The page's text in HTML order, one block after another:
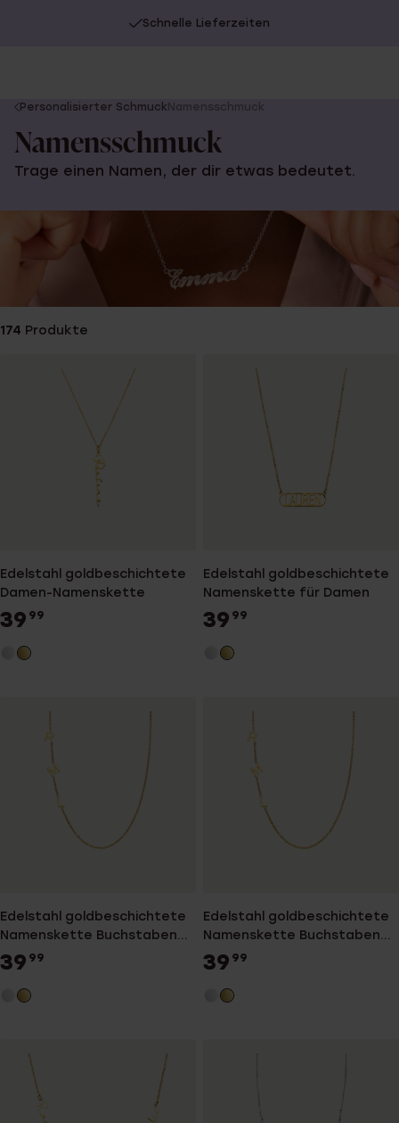
Schnelle Lieferzeiten
You
are
here:
Personalisierter Schmuck Namensschmuck
Namensschmuck
Trage einen Namen, der dir etwas bedeutet.
174 Produkte
Edelstahl goldbeschichtete
Damen-Namenskette
39 99
Edelstahl goldbeschichtete
Namenskette für Damen
39 99
Edelstahl goldbeschichtete
Namenskette Buchstaben
für Damen
39 99
Edelstahl goldbeschichtete
Namenskette Buchstaben
für Damen
39 99